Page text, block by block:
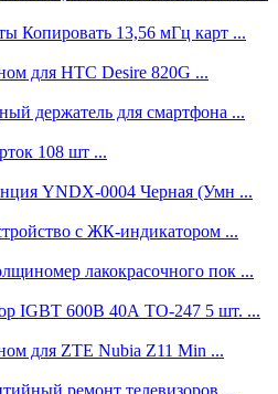
Копировать 13,56 мГц карт ...
для HTC Desire 820G ...
держатель для смартфона ...
108 шт ...
YNDX-0004 Черная (Умн ...
с ЖК-индикатором ...
лакокрасочного пок ...
IGBT 600В 40А TO-247 5 шт. ...
для ZTE Nubia Z11 Min ...
ремонт телевизоров ...